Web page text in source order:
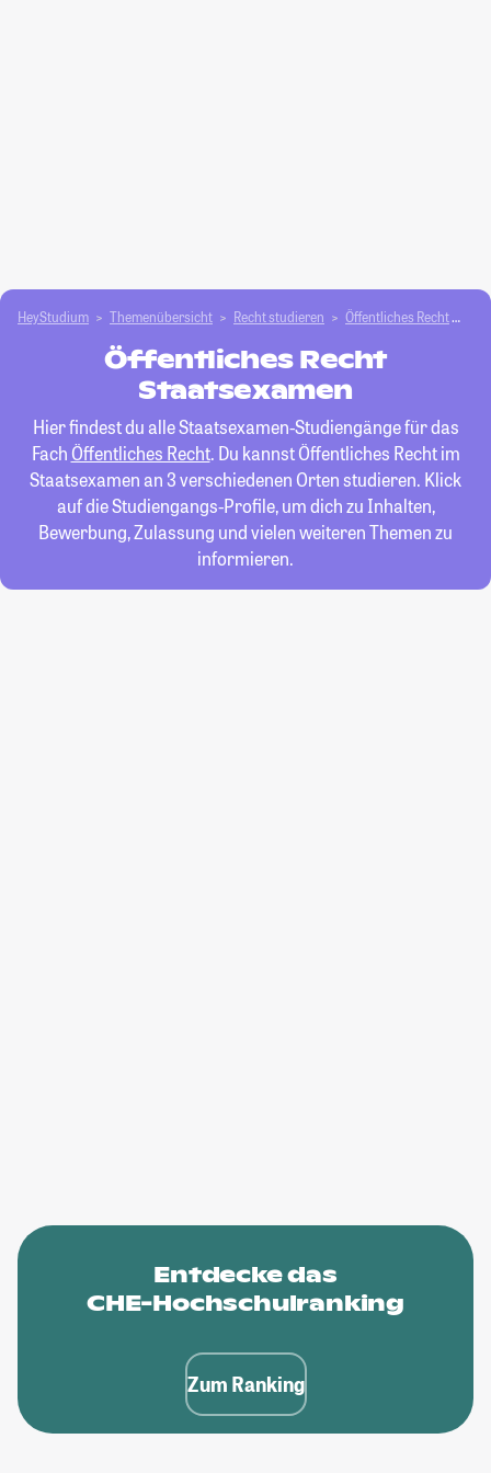
HeyStudium Themenübersicht Recht studieren Öffentliches Recht
Öffentliches Recht
Staatsexamen
Hier findest du alle Staatsexamen-Studiengänge für das
Fach Öffentliches Recht. Du kannst Öffentliches Recht im
Staatsexamen an 3 verschiedenen Orten studieren. Klick
auf die Studiengangs-Profile, um dich zu Inhalten,
Bewerbung, Zulassung und vielen weiteren Themen zu
informieren.
Entdecke das
CHE-Hochschulranking
Zum Ranking